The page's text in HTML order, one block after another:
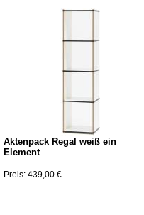
Aktenpack Regal weiß ein
Element
Preis: 439,00 €